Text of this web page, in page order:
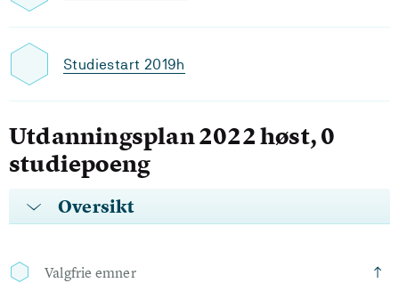
Studiestart 2019h
Utdanningsplan 2022 høst, 0
studiepoeng
Oversikt
Valgfrie emner